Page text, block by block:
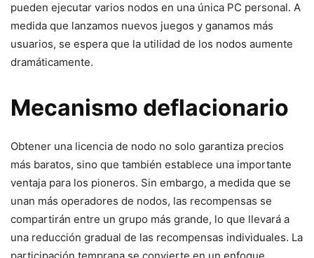
pueden ejecutar varios nodos en una única PC personal. A
medida que lanzamos nuevos juegos y ganamos más
usuarios, se espera que la utilidad de los nodos aumente
dramáticamente.
Mecanismo deflacionario
Obtener una licencia de nodo no solo garantiza precios
más baratos, sino que también establece una importante
ventaja para los pioneros. Sin embargo, a medida que se
unan más operadores de nodos, las recompensas se
compartirán entre un grupo más grande, lo que llevará a
una reducción gradual de las recompensas individuales. La